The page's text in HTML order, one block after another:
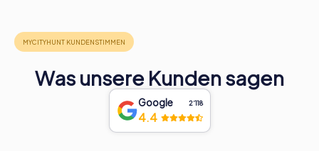
Was unsere Kunden sagen
Google 2‘118
4.4